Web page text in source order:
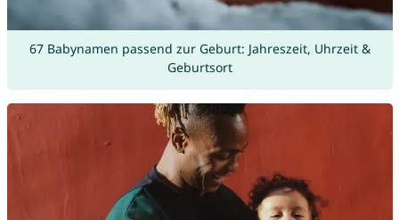
67 Babynamen passend zur Geburt: Jahreszeit, Uhrzeit &
Geburtsort